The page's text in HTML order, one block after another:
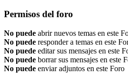
Permisos del foro
No puede abrir nuevos temas en este
No puede responder a temas en este
No puede editar sus mensajes en este
No puede borrar sus mensajes en este
No puede enviar adjuntos en este Foro